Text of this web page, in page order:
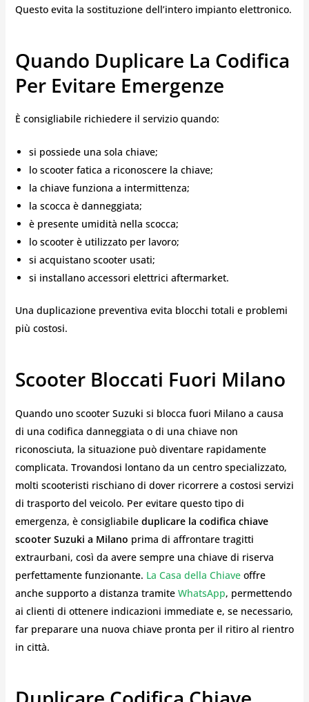
Questo evita la sostituzione dell’intero impianto elettronico.
Quando Duplicare La Codifica
Per Evitare Emergenze
È consigliabile richiedere il servizio quando:
si possiede una sola chiave;
lo scooter fatica a riconoscere la chiave;
la chiave funziona a intermittenza;
la scocca è danneggiata;
è presente umidità nella scocca;
lo scooter è utilizzato per lavoro;
si acquistano scooter usati;
si installano accessori elettrici aftermarket.
Una duplicazione preventiva evita blocchi totali e problemi
più costosi.
Scooter Bloccati Fuori Milano
Quando uno scooter Suzuki si blocca fuori Milano a causa
di una codifica danneggiata o di una chiave non
riconosciuta, la situazione può diventare rapidamente
complicata. Trovandosi lontano da un centro specializzato,
molti scooteristi rischiano di dover ricorrere a costosi servizi
di trasporto del veicolo. Per evitare questo tipo di
emergenza, è consigliabile duplicare la codifica chiave
scooter Suzuki a Milano prima di affrontare tragitti
extraurbani, così da avere sempre una chiave di riserva
perfettamente funzionante. La Casa della Chiaveoffre
anche supporto a distanza tramite WhatsApp, permettendo
ai clienti di ottenere indicazioni immediate e, se necessario,
far preparare una nuova chiave pronta per il ritiro al rientro
in città.